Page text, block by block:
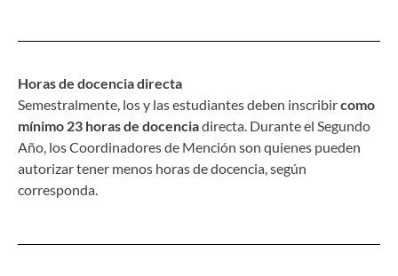
Horas de docencia directa
Semestralmente, los y las estudiantes deben inscribircomo
mínimo 23 horas de docenciadirecta. Durante el Segundo
Año, los Coordinadores de Mención son quienes pueden
autorizar tener menos horas de docencia, según
corresponda.